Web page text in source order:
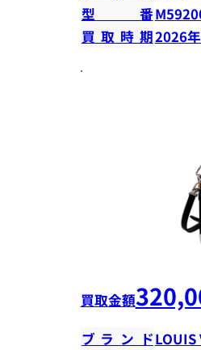
型番
買取時期2026
買取金額
ブランドLOUIS